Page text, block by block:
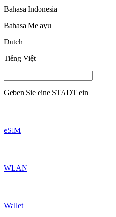
Bahasa Indonesia
Bahasa Melayu
Dutch
Tiếng Việt
Geben Sie eine STADT ein
eSIM
WLAN
Wallet